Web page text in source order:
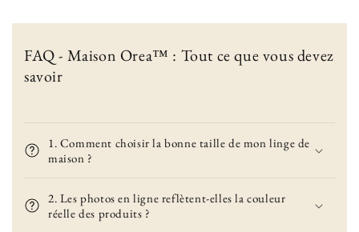
FAQ - Maison Orea™ : Tout ce que vous devez
savoir
1. Comment choisir la bonne taille de mon linge de
maison ?
2. Les photos en ligne reflètent-elles la couleur
réelle des produits ?